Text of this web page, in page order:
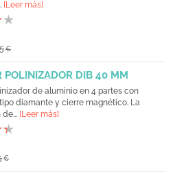
[Leer más]
€
POLINIZADOR DIB 40 MM
de aluminio en 4 partes con
diamante y cierre magnético. La
[Leer más]
€